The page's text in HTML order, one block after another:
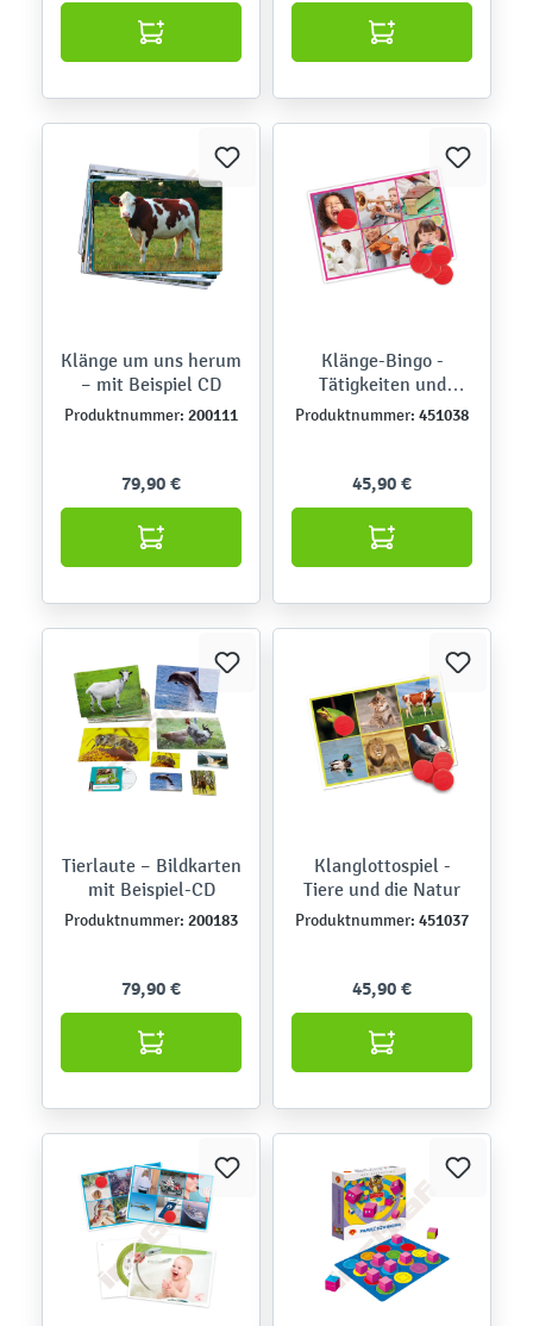
Klänge um uns herum
– mit Beispiel CD
Produktnummer: 200111
79,90 €
Klänge-Bingo -
Tätigkeiten und
Musikinstrumente
Produktnummer: 451038
45,90 €
Tierlaute – Bildkarten
mit Beispiel-CD
Produktnummer: 200183
79,90 €
Klanglottospiel -
Tiere und die Natur
Produktnummer: 451037
45,90 €